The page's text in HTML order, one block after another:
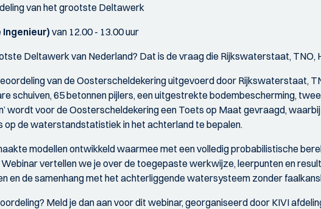
van het grootste Deltawerk
Ingenieur) van 12.00 - 13.00 uur
Deltawerk van Nederland? Dat is de vraag die Rijkswaterstaat, TNO,
van de Oosterscheldekering uitgevoerd door Rijkswaterstaat,
schuiven, 65 betonnen pijlers, een uitgestrekte bodembescherming,
wordt voor de Oosterscheldekering een Toets op Maat gevraagd,
op de waterstandstatistiek in het achterland te bepalen.
modellen ontwikkeld waarmee met een volledig probabilistische
vertellen we je over de toegepaste werkwijze, leerpunten en
en de samenhang met het achterliggende watersysteem zonder
Meld je dan aan voor dit webinar, georganiseerd door KIVI